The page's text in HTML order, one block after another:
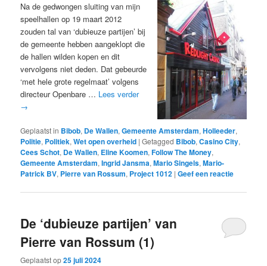
Na de gedwongen sluiting van mijn
speelhallen op 19 maart 2012
zouden tal van ‘dubieuze partijen’ bij
de gemeente hebben aangeklopt die
de hallen wilden kopen en dit
vervolgens niet deden. Dat gebeurde
‘met hele grote regelmaat’ volgens
directeur Openbare … Lees verder
→
Geplaatst in Bibob, De Wallen,Gemeente Amsterdam,Holleeder,
Politie, Politiek,Wet open overheid |Getagged Bibob,Casino City,
Cees Schot, De Wallen, Eline Koomen,Follow The Money,
Gemeente Amsterdam,Ingrid Jansma,Mario Singels,Mario-
Patrick BV, Pierre van Rossum, Project 1012 |Geef een reactie
De ‘dubieuze partijen’ van
Pierre van Rossum (1)
Geplaatst op25 juli 2024